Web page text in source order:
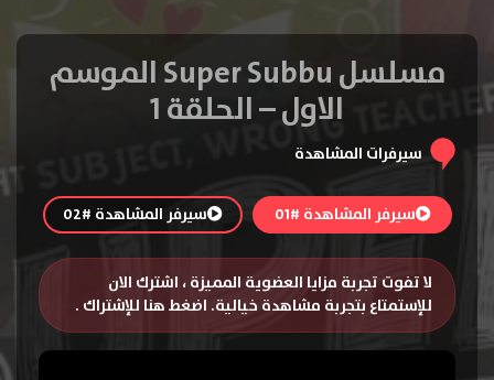
مسلسل Super Subbu الموسم
الاول – الحلقة 1
سيرفرات المشاهدة
سيرفر المشاهدة #01 سيرفر المشاهدة #02
لا تفوت تجربة مزايا العضوية المميزة ، اشترك الان
للإستمتاع بتجربة مشاهدة خيالية. اضغط هنا للإشتراك .